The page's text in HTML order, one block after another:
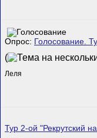
Опрос: Голосование.
(
Леля
Тур 2-ой "Рекрутский